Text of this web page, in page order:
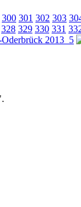
300 301 302 303
328 329 330 331